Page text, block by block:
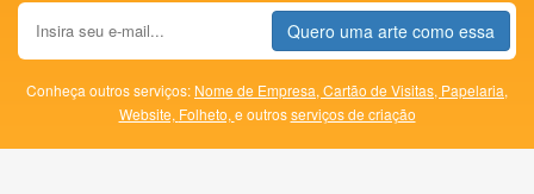
Quero uma arte como essa
Conheça outros serviços: Nome de Empresa, Cartão de Visitas, Papelaria,
Website, Folheto, e outrosserviços de criação